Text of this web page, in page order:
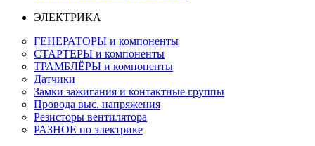
ЭЛЕКТРИКА
ГЕНЕРАТОРЫ и компоненты
СТАРТЕРЫ и компоненты
ТРАМБЛЁРЫ и компоненты
Датчики
Замки зажигания и контактные группы
Провода выс. напряжения
Резисторы вентилятора
РАЗНОЕ по электрике